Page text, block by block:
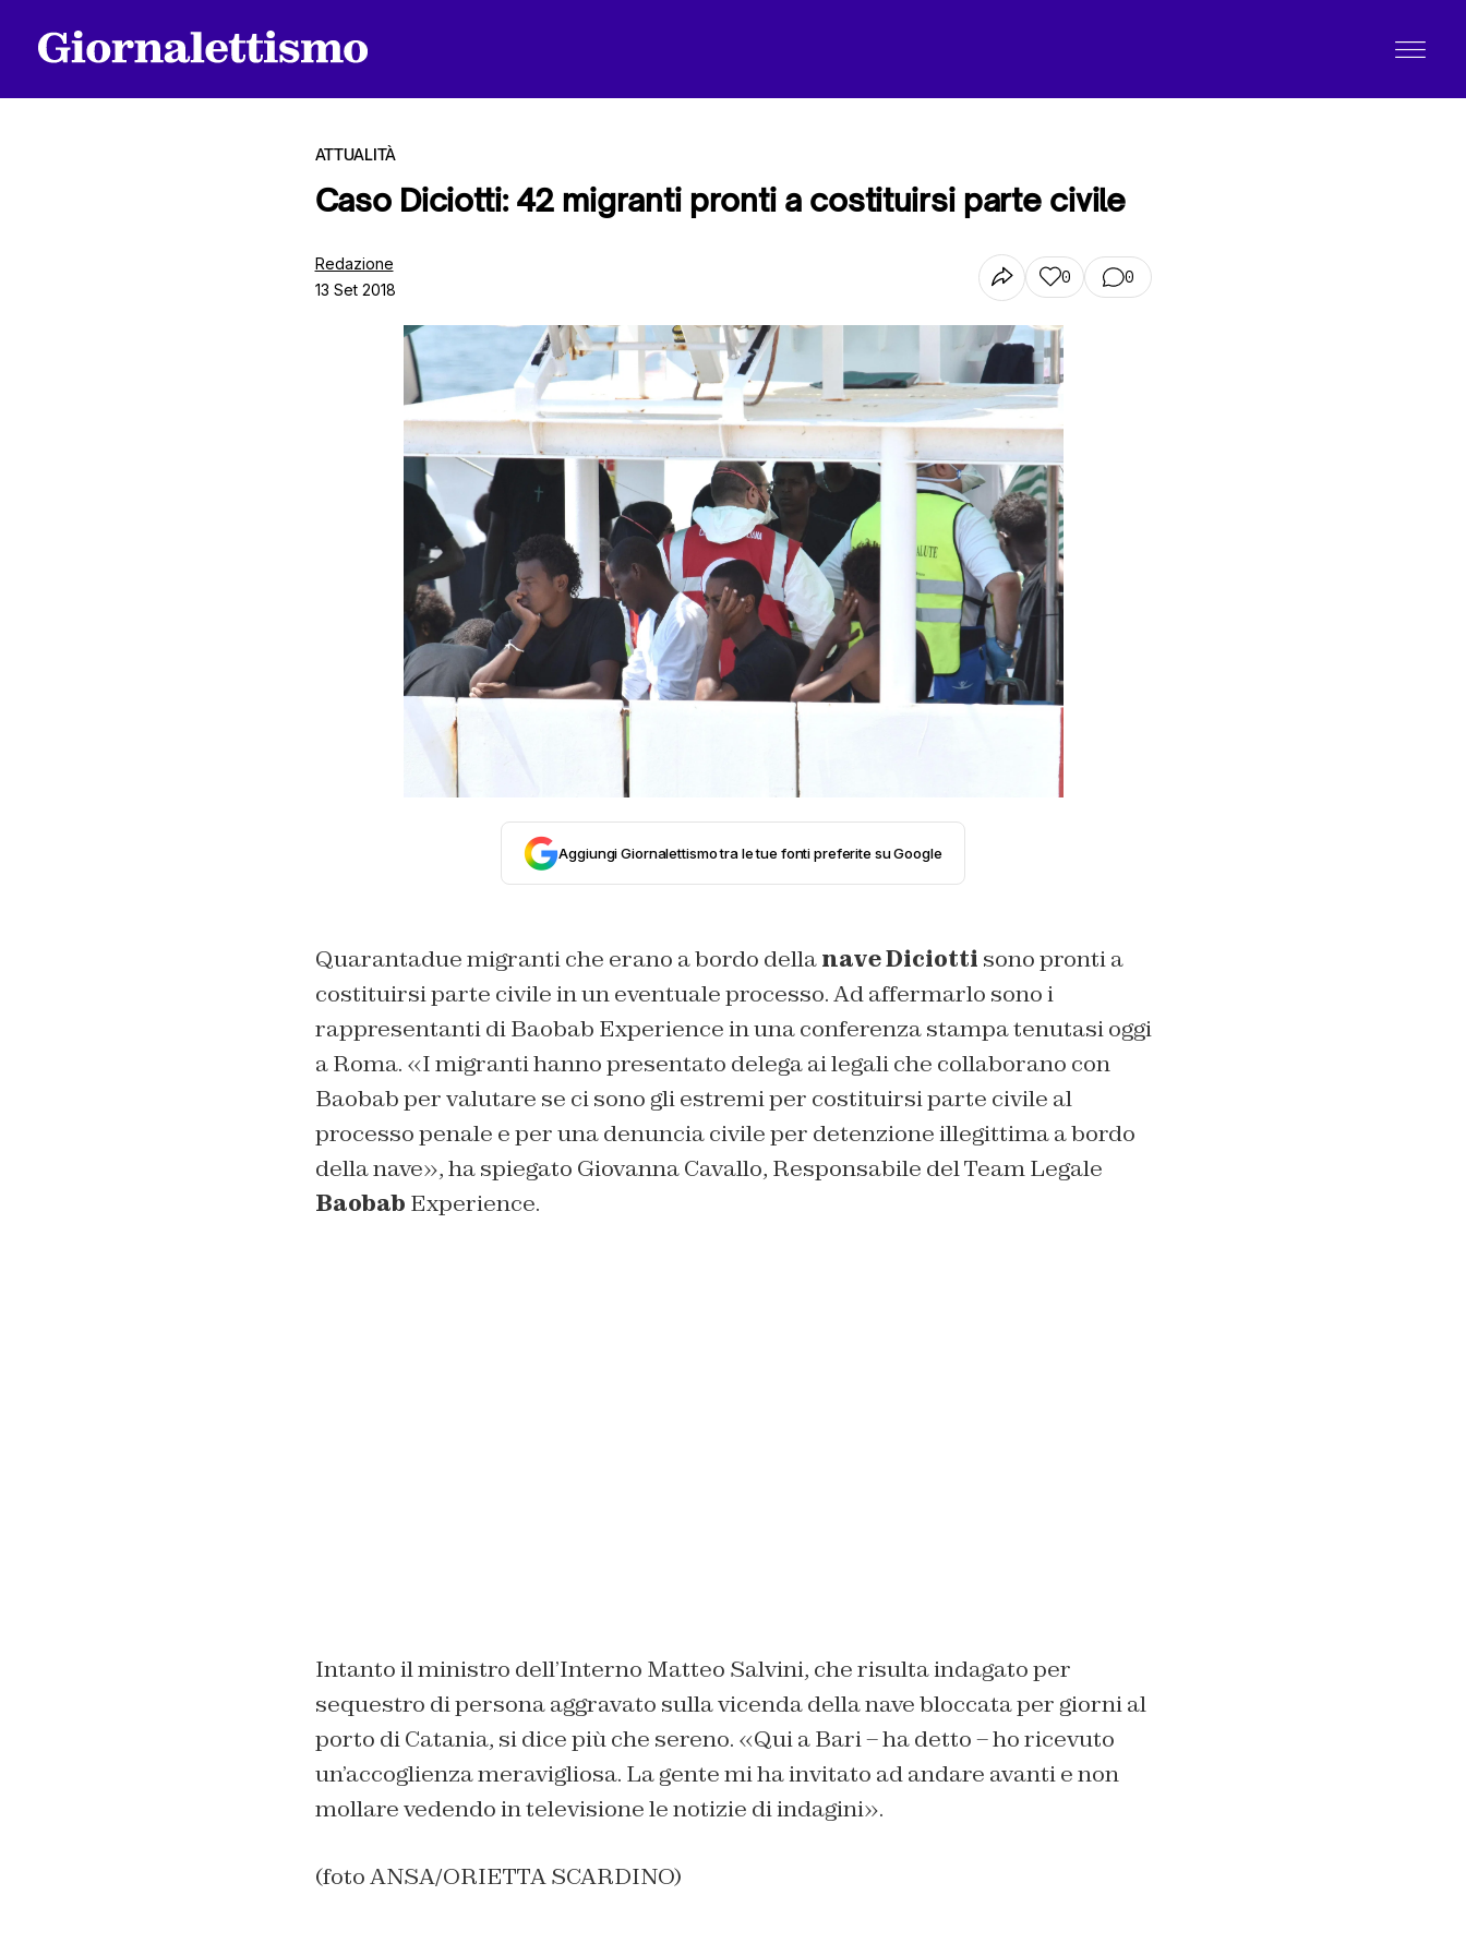
ATTUALITÀ
Caso Diciotti: 42 migranti pronti a costituirsi parte civile
Redazione
13 Set 2018
0 0
Aggiungi Giornalettismo tra le tue fonti preferite su Google
Quarantadue migranti che erano a bordo dellanave Diciotti sono pronti a
costituirsi parte civile in un eventuale processo. Ad affermarlo sono i
rappresentanti di Baobab Experience in una conferenza stampa tenutasi oggi
a Roma. «I migranti hanno presentato delega ai legali che collaborano con
Baobab per valutare se ci sono gli estremi per costituirsi parte civile al
processo penale e per una denuncia civile per detenzione illegittima a bordo
della nave», ha spiegato Giovanna Cavallo, Responsabile del Team Legale
Baobab Experience.
Intanto il ministro dell’Interno Matteo Salvini, che risulta indagato per
sequestro di persona aggravato sulla vicenda della nave bloccata per giorni al
porto di Catania, si dice più che sereno. «Qui a Bari – ha detto – ho ricevuto
un’accoglienza meravigliosa. La gente mi ha invitato ad andare avanti e non
mollare vedendo in televisione le notizie di indagini».
(foto ANSA/ORIETTA SCARDINO)